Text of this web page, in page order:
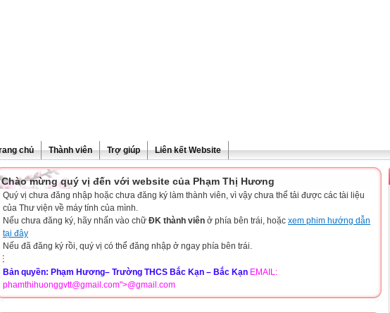
chủ Thành viên Trợ giúp Liên kết Website
Chào mừng quý vị đến với website của Phạm Thị Hương
Quý vị chưa đăng nhập hoặc chưa đăng ký làm thành viên, vì vậy chưa thể tải được các tài liệu
của Thư viện về máy tính của mình.
Nếu chưa đăng ký, hãy nhấn vào chữ ĐK thành viên ở phía bên trái, hoặc xem phim hướng dẫn
tại đây
Nếu đã đăng ký rồi, quý vị có thể đăng nhập ở ngay phía bên trái.
Bản quyền: Phạm Hương– Trường THCS Bắc Kạn – Bắc Kạn EMAIL:
phamthihuonggvtt@gmail.com">@gmail.com